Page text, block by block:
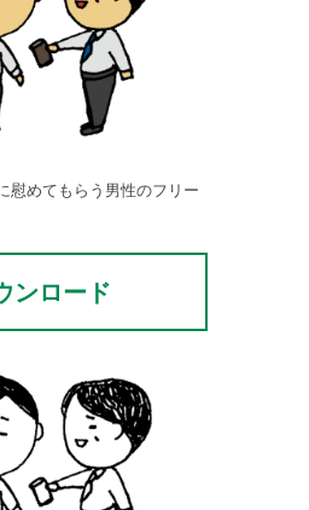
慰めてもらう男性のフリー
ンロード